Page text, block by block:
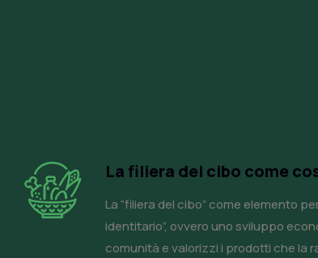
La filiera del cibo come
La “filiera del cibo” come elemento
identitario”, ovvero uno sviluppo
comunità e valorizzi i prodotti che la